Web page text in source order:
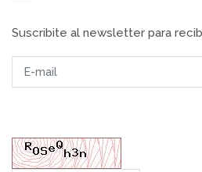
Suscribite al newsletter para